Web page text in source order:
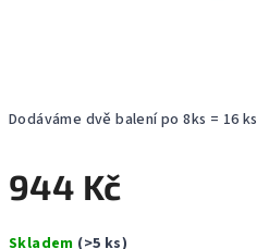
Dodáváme dvě balení po 8ks = 16 ks
944 Kč
Skladem (>5 ks)